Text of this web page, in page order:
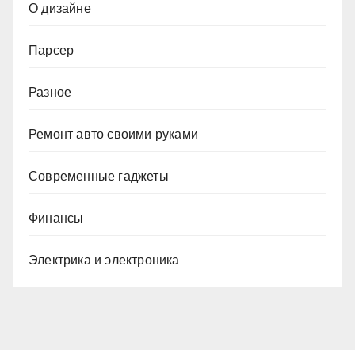
О дизайне
Парсер
Разное
Ремонт авто своими руками
Современные гаджеты
Финансы
Электрика и электроника